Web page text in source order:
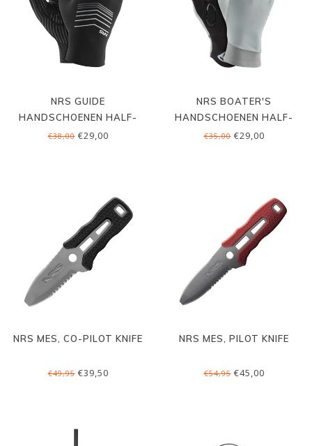
NRS GUIDE
HANDSCHOENEN HALF-
SUMMER
€38,00€29,00
NRS BOATER'S
HANDSCHOENEN HALF-
SUMMER
€35,00€29,00
NRS MES, CO-PILOT KNIFE
€49,95€39,50
NRS MES, PILOT KNIFE
€54,95€45,00